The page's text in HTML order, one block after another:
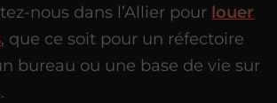
nous dans l’Allier pour louer
, que ce soit pour un réfectoire
bureau ou une base de vie sur